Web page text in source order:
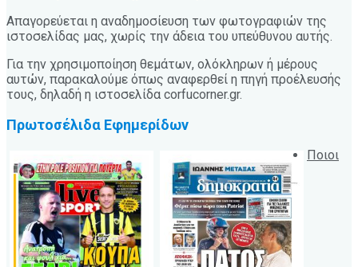
Απαγορεύεται η αναδημοσίευση των φωτογραφιών της
ιστοσελίδας μας, χωρίς την άδεια του υπεύθυνου αυτής.
Για την χρησιμοποίηση θεμάτων, ολόκληρων ή μέρους
αυτών, παρακαλούμε όπως αναφερθεί η πηγή προέλευσής
τους, δηλαδή η ιστοσελίδα corfucorner.gr.
Πρωτοσέλιδα Εφημερίδων
Ποιοι